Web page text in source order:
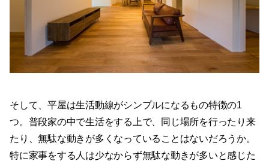
そして、平屋は生活動線がシンプルになるもの特徴の1
つ。普段家の中で生活をする上で、同じ場所を行ったり来
たり、無駄な動きが多くなっていることはないだろうか。
特に家事をする人は少なからず無駄な動きが多いと感じた